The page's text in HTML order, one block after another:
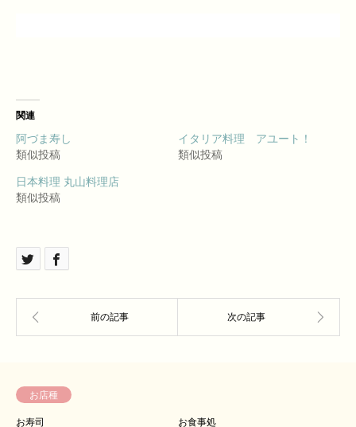
関連
阿づま寿し
類似投稿
イタリア料理 アユート！
類似投稿
日本料理 丸山料理店
類似投稿
お店種
お寿司
お食事処